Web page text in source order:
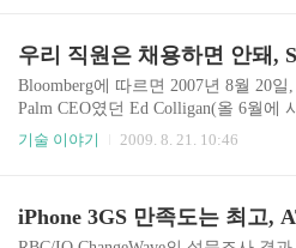
분석중이라는 답을 했다. 일단 App
을 차단한 것은 해당 애플리케이션이
페이스나 사용자 경험 등을 바꿀 수
고 하는..
Bloomberg에 따르면 2007년 8월 20일,
Palm CEO였던 Ed Colligan(올 6월에
금지를 제안했다가 퇴짜를 맞은 사실
치하면서 새로운 제품 개발을 준비
기술 이야기 2009. 8. 21. 10:46